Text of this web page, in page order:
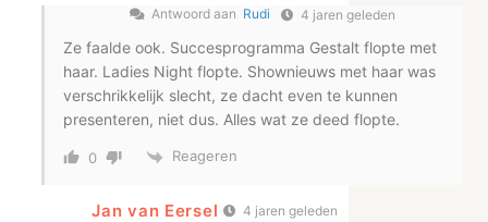
Antwoord aan Rudi 4 jaren geleden
Ze faalde ook. Succesprogramma Gestalt flopte met
haar. Ladies Night flopte. Shownieuws met haar was
verschrikkelijk slecht, ze dacht even te kunnen
presenteren, niet dus. Alles wat ze deed flopte.
0 Reageren
Jan van Eersel 4 jaren geleden